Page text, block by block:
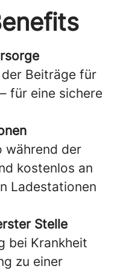
Beiträge für
für eine sichere
während der
kostenlos an
Ladestationen
Stelle
bei Krankheit
zu einer